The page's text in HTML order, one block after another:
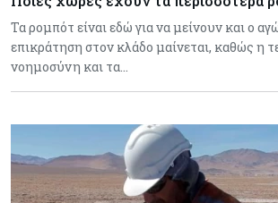
Τα ρομπότ είναι εδώ για να μείνουν και ο
επικράτηση στον κλάδο μαίνεται, καθώς η
νοημοσύνη και τα…